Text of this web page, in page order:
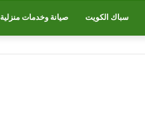
سباك الكويت صيانة وخدمات منزلية